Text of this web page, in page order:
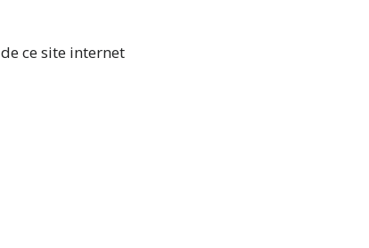
de ce site internet